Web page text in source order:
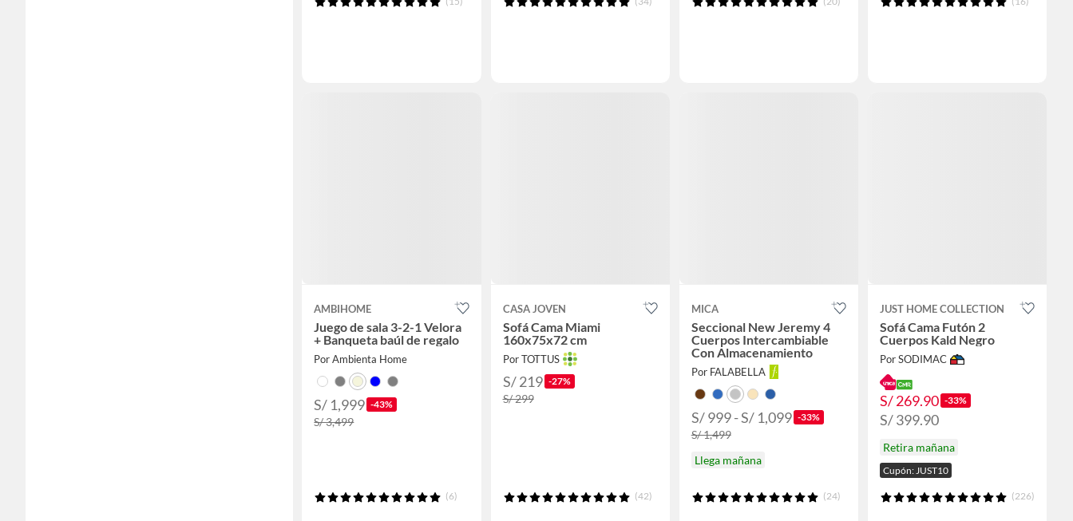
AMBIHOME
Juego de sala 3-2-1 Velora
+ Banqueta baúl de regalo
Por Ambienta Home
S/ 1,999 -43%
S/ 3,499
(6)
CASA JOVEN
Sofá Cama Miami
160x75x72 cm
Por TOTTUS
S/ 219 -27%
S/ 299
(42)
MICA
Seccional New Jeremy 4
Cuerpos Intercambiable
Con Almacenamiento
Por FALABELLA
S/ 999 - S/ 1,099 -33%
S/ 1,499
Llega mañana
(24)
JUST HOME COLLECTION
Sofá Cama Futón 2
Cuerpos Kald Negro
Por SODIMAC
S/ 269.90 -33%
S/ 399.90
Retira mañana
Cupón: JUST10
(226)